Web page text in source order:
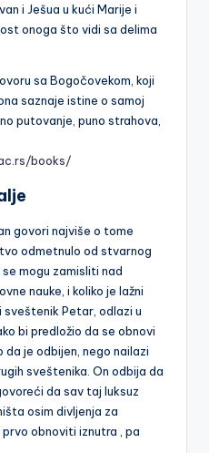
i Ješua u kući Marije i
onoga što vidi sa delima
sa Bogočovekom, koji
saznaje istine o samoj
putovanje, puno strahova,
books/
govori najviše o tome
odmetnulo od stvarnog
mogu zamisliti nad
nauke, i koliko je lažni
sveštenik Petar, odlazi u
bi predložio da se obnovi
da je odbijen, nego nailazi
sveštenika. On odbija da
da sav taj luksuz
osim divljenja za
obnoviti iznutra , pa